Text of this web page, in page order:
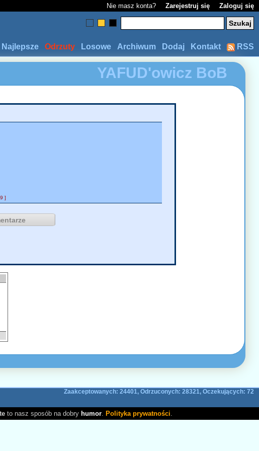
Nie masz konta? Zarejestruj się Zaloguj się
RSS
Kontakt
Dodaj
Archiwum
Losowe
Odrzuty
Najlepsze
YAFUD'owicz BoB
]
Zaakceptowanych: 24401, Odrzuconych: 28321, Oczekujących: 72
to nasz sposób na dobry humor. Polityka prywatności.